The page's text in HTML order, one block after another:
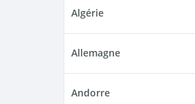
Algérie
Allemagne
Andorre